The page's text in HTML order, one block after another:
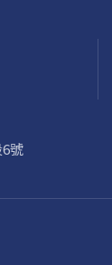
號